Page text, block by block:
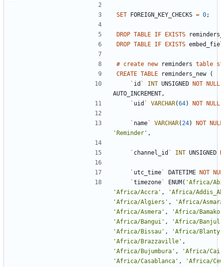
SET FOREIGN_KEY_CHECKS = 0;
DROP TABLE IF EXISTS
DROP TABLE IF EXISTS
# create new reminders table
CREATE TABLE reminders_new
(
` id ` INT UNSIGNED NOT
NULL
AUTO_INCREMENT,
` uid ` VARCHAR(64) NOT NULL
` name ` VARCHAR(24) NOT
' Reminder ' ,
` channel_id ` INT UNSIGNED
` utc_time ` DATETIME NOT
`timezone ` ENUM ( 'Africa/
'Africa/Accra ' , 'Africa/
'Africa/Algiers ' , 'Africa/
'Africa/Asmera ' , 'Africa/Bamako
'Africa/Bangui ' , 'Africa/Banjul
'Africa/Bissau ' , 'Africa/
'Africa/Brazzaville ' ,
'Africa/Bujumbura ' , 'Africa/
'Africa/Casablanca ' , 'Africa/